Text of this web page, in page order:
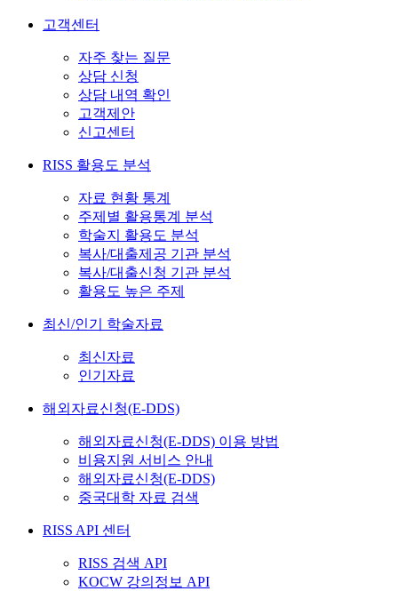
고객센터
자주 찾는 질문
상담 신청
상담 내역 확인
고객제안
신고센터
RISS 활용도 분석
자료 현황 통계
주제별 활용통계 분석
학술지 활용도 분석
복사/대출제공 기관 분석
복사/대출신청 기관 분석
활용도 높은 주제
최신/인기 학술자료
최신자료
인기자료
해외자료신청(E-DDS)
해외자료신청(E-DDS) 이용 방법
비용지원 서비스 안내
해외자료신청(E-DDS)
중국대학 자료 검색
RISS API 센터
RISS 검색 API
KOCW 강의정보 API